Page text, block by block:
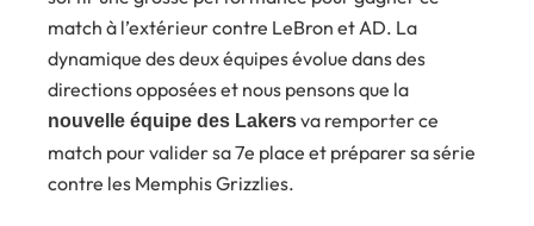
match à l’extérieur contre LeBron et AD. La
dynamique des deux équipes évolue dans des
directions opposées et nous pensons que la
nouvelle équipe des Lakersva remporter ce
match pour valider sa 7e place et préparer sa série
contre les Memphis Grizzlies.